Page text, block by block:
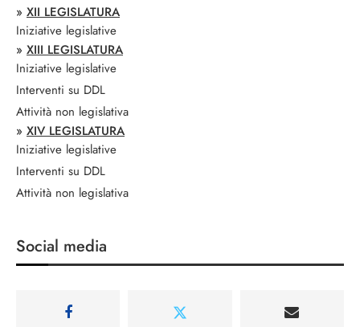
» XII LEGISLATURA
Iniziative legislative
» XIII LEGISLATURA
Iniziative legislative
Interventi su DDL
Attività non legislativa
» XIV LEGISLATURA
Iniziative legislative
Interventi su DDL
Attività non legislativa
Social media